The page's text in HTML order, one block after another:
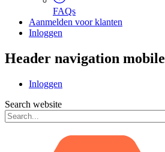
FAQs
Aanmelden voor klanten
Inloggen
Header navigation mobile
Inloggen
Search website